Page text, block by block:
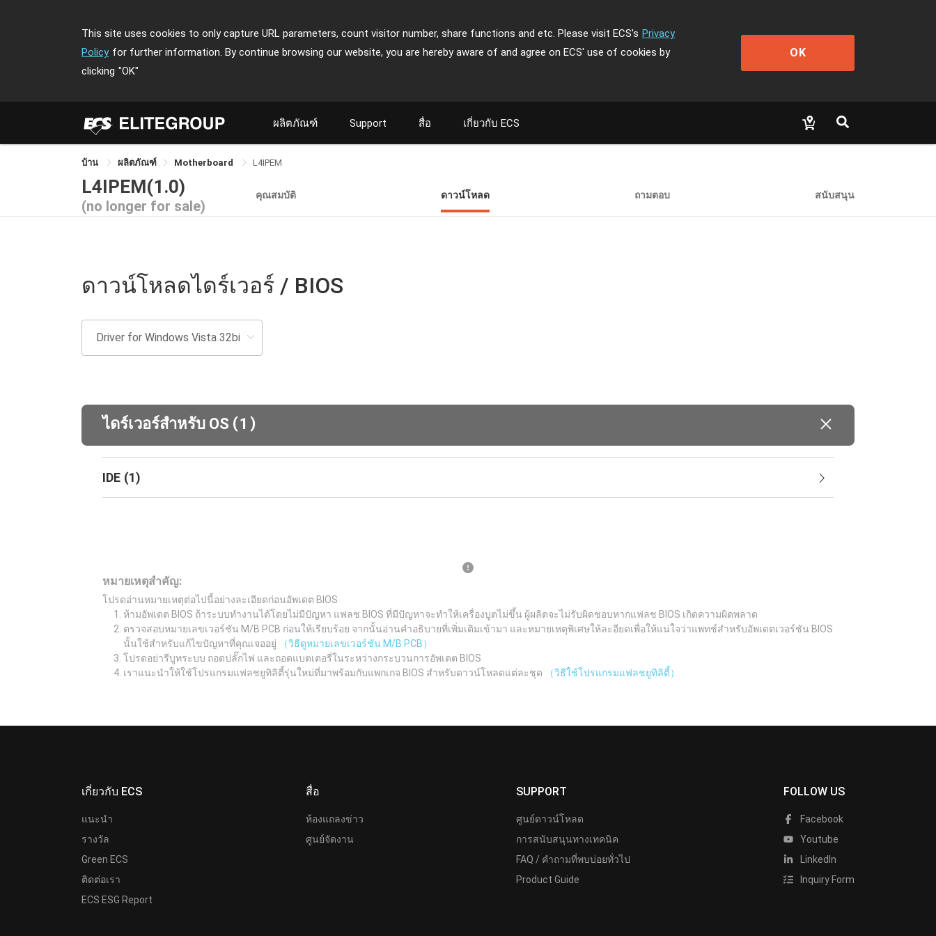
This site uses cookies to only capture URL parameters, count visitor number, share functions and etc. Please visit ECS's Privacy
Policy for further information. By continue browsing our website, you are hereby aware of and agree on ECS' use of cookies by
clicking "OK"
OK
ผลิตภัณฑ์ Support สื่อ เกี่ยวกับ ECS
บ้าน ผลิตภัณฑ์ Motherboard L4IPEM
L4IPEM(1.0)
(no longer for sale)
คุณสมบัติ ดาวน์โหลด ถามตอบ สนับสนุน
ดาวน์โหลดไดร์เวอร์ / BIOS
ไดร์เวอร์สำหรับ OS (1 )
IDE (1)
หมายเหตุสำคัญ:
โปรดอ่านหมายเหตุต่อไปนี้อย่างละเอียดก่อนอัพเดต BIOS
ห้ามอัพเดต BIOS ถ้าระบบทำงานได้โดยไม่มีปัญหา แฟลช BIOS ที่มีปัญหาจะทำให้เครื่องบูตไม่ขึ้น ผู้ผลิตจะไม่รับผิดชอบหากแฟลช BIOS เกิดความผิดพลาด
ตรวจสอบหมายเลขเวอร์ชัน M/B PCB ก่อนให้เรียบร้อย จากนั้นอ่านคำอธิบายที่เพิ่มเติมเข้ามา และหมายเหตุพิเศษให้ละอียดเพื่อให้แน่ใจว่าแพทช์สำหรับอัพเดตเวอร์ชัน BIOS
นั้นใช้สำหรับแก้ไขปัญหาที่คุณเจออยู่
（วิธีดูหมายเลขเวอร์ชัน M/B PCB）
โปรดอย่ารีบูทระบบ ถอดปลั๊กไฟ และถอดแบตเตอรี่ในระหว่างกระบวนการอัพเดต BIOS
เราแนะนำให้ใช้โปรแกรมแฟลชยูทิลิตี้รุ่นใหม่ที่มาพร้อมกับแพกเกจ BIOS สำหรับดาวน์โหลดแต่ละชุด
（วิธีใช้โปรแกรมแฟลชยูทิลิตี้）
เกี่ยวกับ ECS
แนะนำ
รางวัล
Green ECS
ติดต่อเรา
ECS ESG Report
สื่อ
ห้องแถลงข่าว
ศูนย์จัดงาน
SUPPORT
ศูนย์ดาวน์โหลด
การสนับสนุนทางเทคนิค
FAQ / คำถามที่พบบ่อยทั่วไป
Product Guide
FOLLOW US
Facebook
Youtube
LinkedIn
Inquiry Form